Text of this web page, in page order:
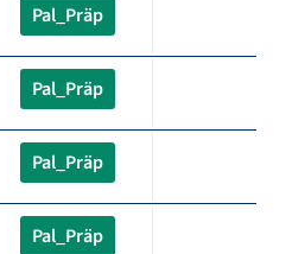
Pal_Präp
Pal_Präp
Pal_Präp
Pal_Präp